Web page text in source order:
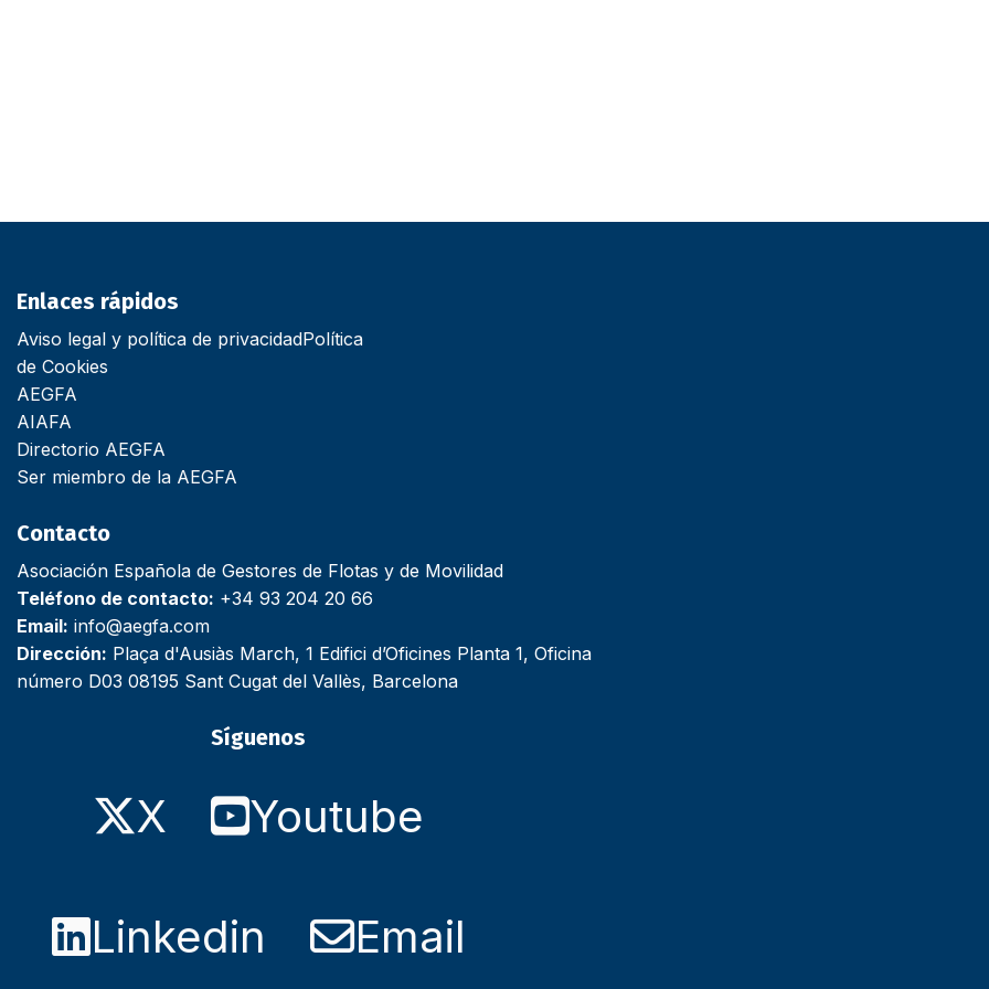
Enlaces rápidos
Aviso legal y política de privacidadPolítica
de Cookies
AEGFA
AIAFA
Directorio AEGFA
Ser miembro de la AEGFA
Contacto
Asociación Española de Gestores de Flotas y de Movilidad
Teléfono de contacto: +34 93 204 20 66
Email: info@aegfa.com
Dirección: Plaça d'Ausiàs March, 1 Edifici d’Oficines Planta 1, Oficina
número D03 08195 Sant Cugat del Vallès, Barcelona
Síguenos
X Youtube
Linkedin Email